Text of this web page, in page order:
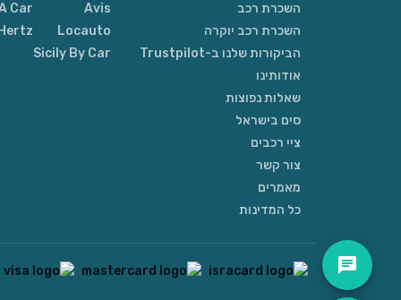
השכרת רכב
השכרת רכב יוקרה
הביקורות שלנו ב-Trustpilot
אודותינו
שאלות נפוצות
סים בישראל
ציי רכבים
צור קשר
מאמרים
כל המדינות
Avis
Locauto
Sicily By Car
Car
Hertz